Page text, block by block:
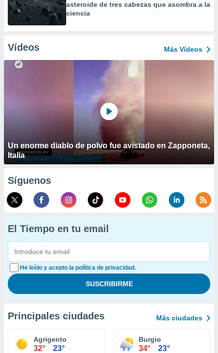
asteroide de tres cabezas que asombra a la
ciencia
Vídeos Más Vídeos
Un enorme diablo de polvo fue avistado en Zapponeta,
Italia
Síguenos
El Tiempo en tu email
He leído y acepto la política de privacidad.
Principales ciudades Más ciudades
Agrigento
32° 23°
Burgio
34° 23°